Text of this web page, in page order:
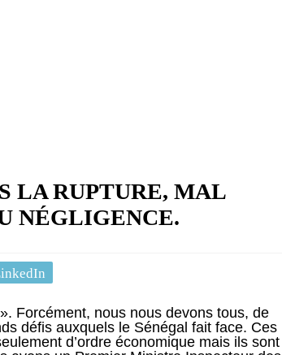
LA RUPTURE, MAL
NÉGLIGENCE.
Forcément, nous nous devons tous, de
défis auxquels le Sénégal fait face. Ces
d’ordre économique mais ils sont